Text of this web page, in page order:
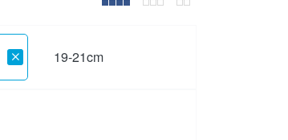
19-21cm